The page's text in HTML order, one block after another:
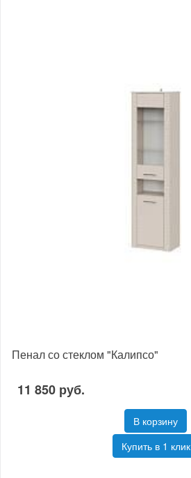
Пенал со стеклом "Калипсо"
11 850 руб.
В корзину
Купить в 1 клик